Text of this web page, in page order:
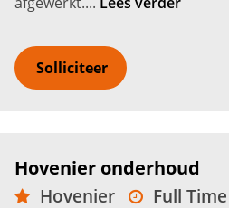
Solliciteer
Hovenier onderhoud
Hovenier Full Time